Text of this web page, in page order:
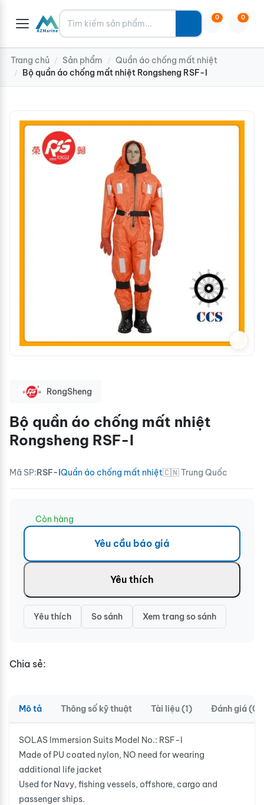
Tìm kiếm 0 0
Trang chủ / Sản phẩm / Quần áo chống mất nhiệt
/ Bộ quần áo chống mất nhiệt Rongsheng RSF-I
RongSheng
Bộ quần áo chống mất nhiệt
Rongsheng RSF-I
Mã SP:RSF-IQuần áo chống mất nhiệt🇨🇳 Trung Quốc
Còn hàng
Yêu cầu báo giá
Yêu thích
Yêu thích So sánh Xem trang so sánh
Chia sẻ:
Mô tả Thông số kỹ thuật Tài liệu (1) Đánh giá (0)
SOLAS Immersion Suits Model No.: RSF-I
Made of PU coated nylon, NO need for wearing
additional life jacket
Used for Navy, fishing vessels, offshore, cargo and
passenger ships.